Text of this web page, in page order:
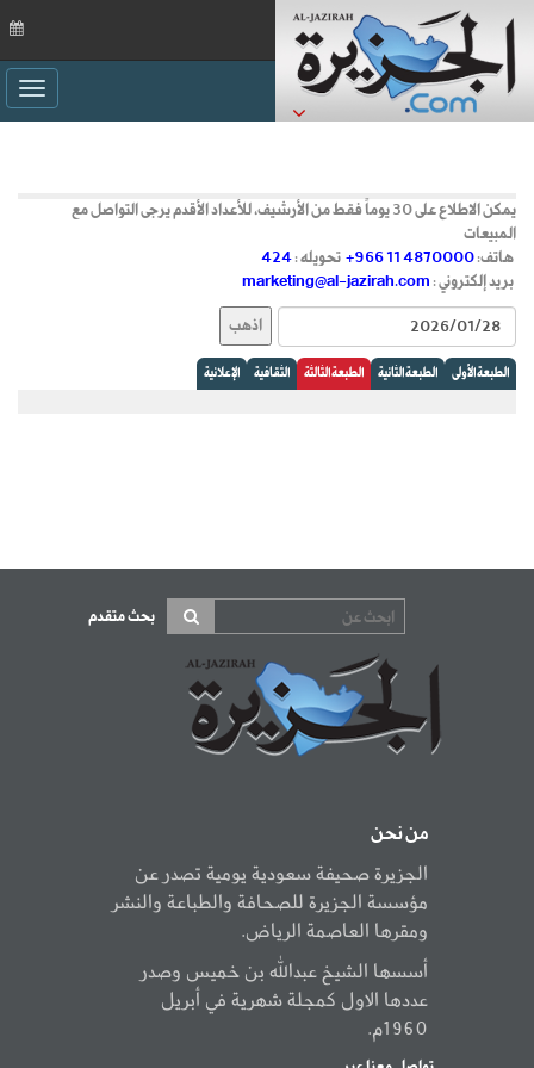
يمكن الاطلاع على 30 يوماً فقط من الأرشيف، للأعداد الأقدم يرجى التواصل مع
المبيعات
هاتف: +966 11 4870000 تحويله : 424
بريد إلكتروني : marketing@al-jazirah.com
الطبعة الأولى الطبعة الثانية الطبعة الثالثة الثقافية الإعلانية
بحث متقدم
من نحن
الجزيرة صحيفة سعودية يومية تصدر عن
مؤسسة الجزيرة للصحافة والطباعة والنشر
ومقرها العاصمة الرياض.
أسسها الشيخ عبدالله بن خميس وصدر
عددها الاول كمجلة شهرية في أبريل
1960م.